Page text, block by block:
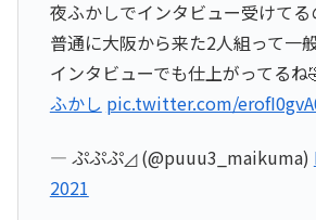
夜ふかしでインタビュー受けて
普通に大阪から来た2人組って一
インタビューでも仕上がってるね
ふかし pic.twitter.com/
— ぷぷぷ◿ (@puuu3_maikuma)
2021